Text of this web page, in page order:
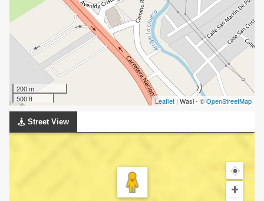
200 m
500 ft
Leaflet | Wasi - ©OpenStreetMap
Street View